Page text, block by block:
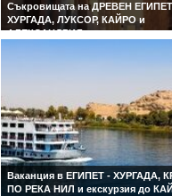
Съкровищата на ДРЕВЕН
ХУРГАДА, ЛУКСОР, КАЙРО и
АЛЕКСАНДРИЯ с вътрешен
Ваканция в ЕГИПЕТ - ХУРГАДА,
ПО РЕКА НИЛ и екскурзия до